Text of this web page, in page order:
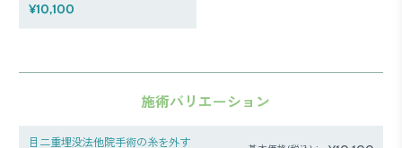
¥10,100
施術バリエーション
目二重埋没法他院手術の糸を外す